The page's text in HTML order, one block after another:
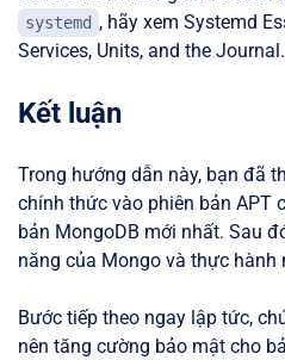
systemd , hãy xem Systemd
Services, Units, and the Journal.
Kết luận
Trong hướng dẫn này, bạn đã
chính thức vào phiên bản APT
bản MongoDB mới nhất. Sau
năng của Mongo và thực hành
Bước tiếp theo ngay lập tức,
nên tăng cường bảo mật cho